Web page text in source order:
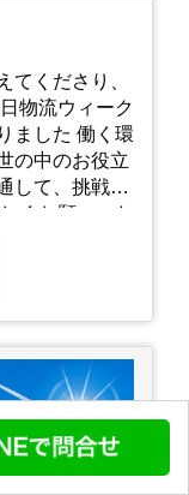
てくださり、
働く環
の中のお役立
して、挑戦を